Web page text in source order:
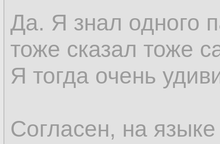
Да. Я знал одного
тоже сказал тоже
Я тогда очень
Согласен, на